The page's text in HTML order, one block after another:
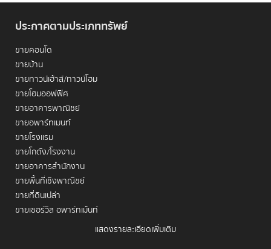
ย่านบางรักคือทำเลที่เต็มไปด้วยเรื่องราว มีเสน่ห์เฉพาะตัวที่หาไม่
ได้จากย่าน CBD อื่น ๆ เป็นการผสมผสานที่ลงตัวระหว่างความ
เป็นชุมชนเก่าแก่ริมแม่น้ำเจ้าพระยา กับการเข้าถึงย่านธุรกิจสมัย
ใหม่อย่างสีลม-สาทรได้ง่าย การ
คุ้มค่าและประสบการณ์การใช้ชีวิตที่ไม่เหมือนใคร โดยเฉพาะอย่าง
ยิ่งสำหรับผู้ที่ต้องการความสะดวกในการเดินทางด้วยรถไฟฟ้า แต่
ยังคงมองหาที่พักที่อยู่ในราคาที่ "เข้าถึงได้ง่ายกว่า" ย่าน CBD ชั้น
ใน บทความนี้จะพาคุณเจาะลึกตลาดเช่าคอนโดบางรัก เพื่อค้นหา
ตัวเลือกที่ดีที่สุดที่ตอบโจทย์ไลฟ์สไตล์และงบประมาณของคุณ
ประกาศตามประเภททรัพย์
ขายคอนโด
ขายบ้าน
ขายทาวน์เฮ้าส์/ทาวน์โฮม
ขายโฮมออฟฟิศ
ขายอาคารพาณิชย์
ขายอพาร์ทเมนท์
ขายโรงแรม
ขายโกดัง/โรงงาน
ขายอาคารสำนักงาน
ขายพื้นที่เชิงพาณิชย์
ขายที่ดินเปล่า
ขายเซอร์วิส อพาร์ทเม้นท์
แสดงรายละเอียดเพิ่มเติม